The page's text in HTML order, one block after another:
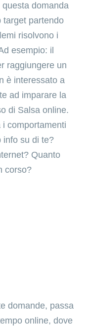
questa domanda
target partendo
risolvono i
esempio: il
raggiungere un
è interessato a
ad imparare la
di Salsa online.
i comportamenti
info su di te?
Quanto
corso?
domande, passa
online, dove